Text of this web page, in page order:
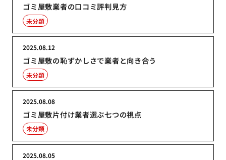
ゴミ屋敷業者の口コミ評判見方
未分類
ゴミ屋敷の恥ずかしさで業者と向き合う
2025.08.12
未分類
ゴミ屋敷片付け業者選ぶ七つの視点
2025.08.08
未分類
2025.08.05